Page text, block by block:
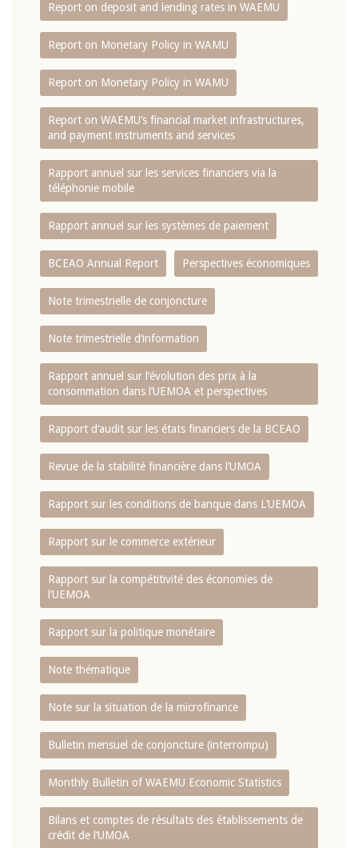
Report on deposit and lending rates in WAEMU
Report on Monetary Policy in WAMU
Report on Monetary Policy in WAMU
Report on WAEMU’s financial market infrastructures,
and payment instruments and services
Rapport annuel sur les services financiers via la
téléphonie mobile
Rapport annuel sur les systèmes de paiement
BCEAO Annual Report Perspectives économiques
Note trimestrielle de conjoncture
Note trimestrielle d‘information
Rapport annuel sur l‘évolution des prix à la
consommation dans l‘UEMOA et perspectives
Rapport d‘audit sur les états financiers de la BCEAO
Revue de la stabilité financière dans l‘UMOA
Rapport sur les conditions de banque dans L‘UEMOA
Rapport sur le commerce extérieur
Rapport sur la compétitivité des économies de
l‘UEMOA
Rapport sur la politique monétaire
Note thématique
Note sur la situation de la microfinance
Bulletin mensuel de conjoncture (interrompu)
Monthly Bulletin of WAEMU Economic Statistics
Bilans et comptes de résultats des établissements de
crédit de l‘UMOA